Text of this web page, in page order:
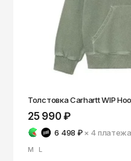
Толстовка Carhartt WIP
25 990 ₽
6 498 ₽ × 4платежа
M L